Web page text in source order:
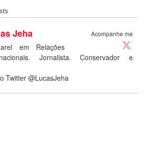
Acompanhe me
Jeha
em Relações
Jornalista. Conservador e
Twitter @LucasJeha